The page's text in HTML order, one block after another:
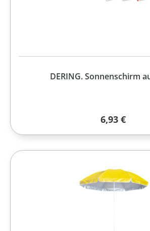
DERING. Sonnenschirm
Regulärer
6,93 €